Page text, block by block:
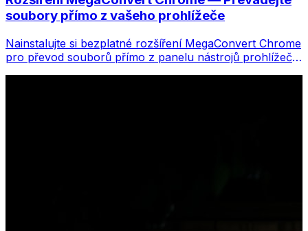
soubory přímo z vašeho prohlížeče
Nainstalujte si bezplatné rozšíření MegaConvert Chrome
pro převod souborů přímo z panelu nástrojů prohlížeče.